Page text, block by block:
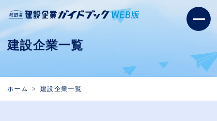
建設企業一覧
ホーム 建設企業一覧